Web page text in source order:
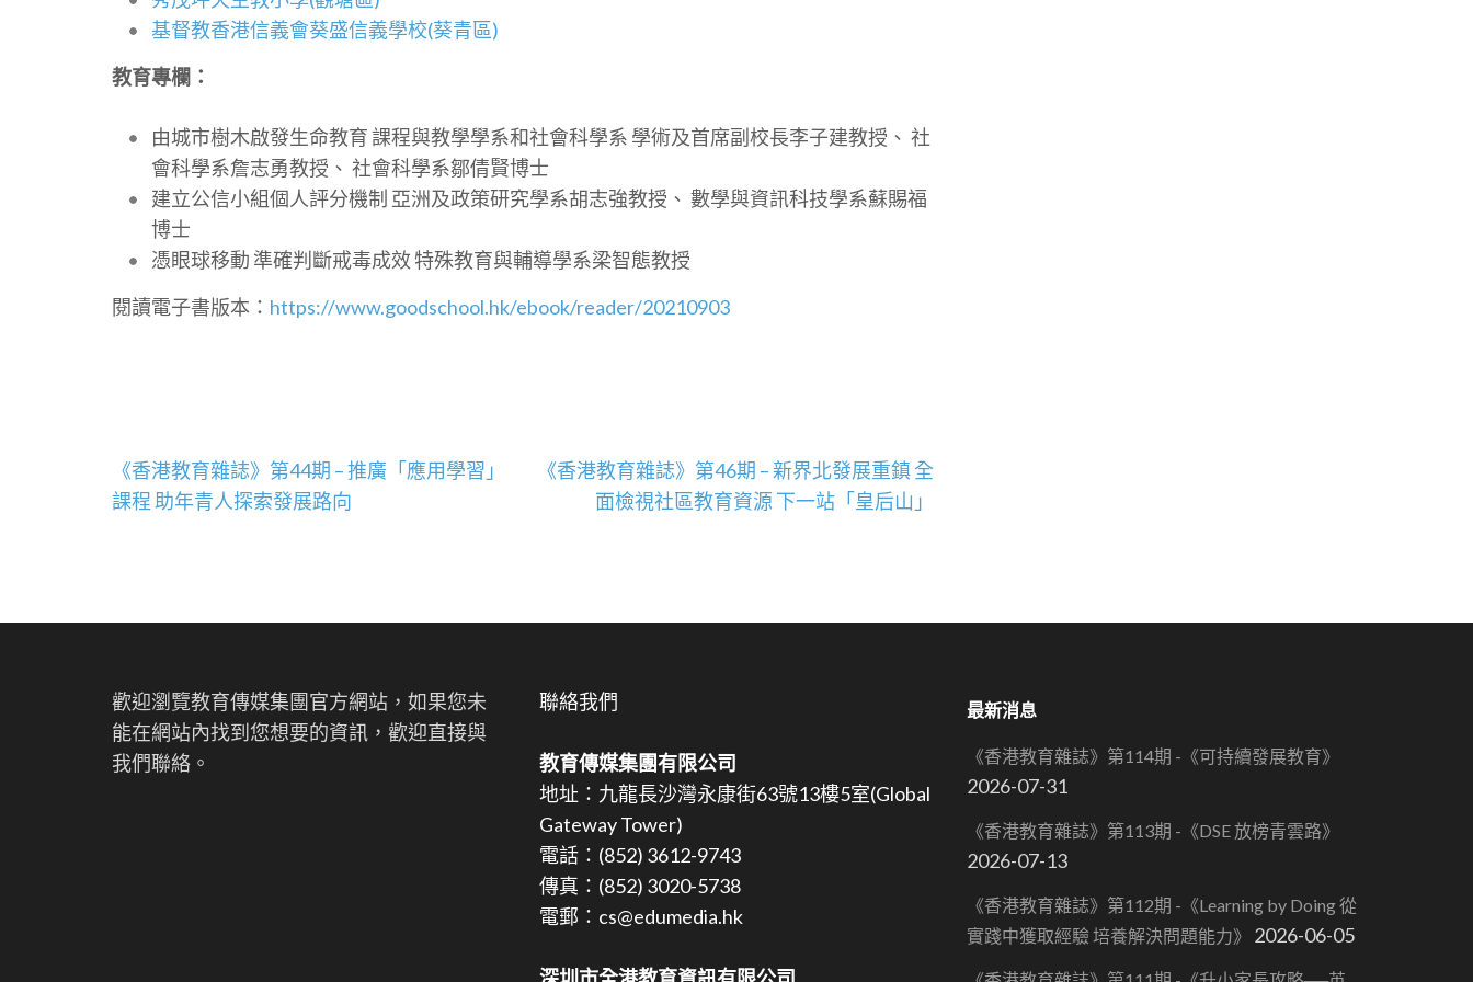
基督教香港信義會葵盛信義學校(葵青區)
教育專欄：
由城市樹木啟發生命教育 課程與教學學系和社會科學系 學術及首席副校長李子建教授、 社
會科學系詹志勇教授、 社會科學系鄒倩賢博士
建立公信小組個人評分機制 亞洲及政策研究學系胡志強教授、 數學與資訊科技學系蘇賜福
博士
憑眼球移動 準確判斷戒毒成效 特殊教育與輔導學系梁智態教授
閱讀電子書版本： https://www.goodschool.hk/ebook/reader/20210903
文
章
《香港教育雜誌》第44期 – 推廣「應用學習」
課程 助年青人探索發展路向
《香港教育雜誌》第46期 – 新界北發展重鎮 全
面檢視社區教育資源 下一站「皇后山」
歡迎瀏覽教育傳媒集團官方網站，如果您未
能在網站內找到您想要的資訊，歡迎直接與
我們聯絡。
聯絡我們
教育傳媒集團有限公司
地址：九龍長沙灣永康街63號13樓5室(Global
Gateway Tower)
電話：(852) 3612-9743
傳真：(852) 3020-5738
電郵：cs@edumedia.hk
最新消息
《香港教育雜誌》第114期 -《可持續發展教育》
2026-07-31
《香港教育雜誌》第113期 -《DSE 放榜青雲路》
2026-07-13
《香港教育雜誌》第112期 -《Learning by Doing 從
實踐中獲取經驗 培養解決問題能力》
2026-06-05